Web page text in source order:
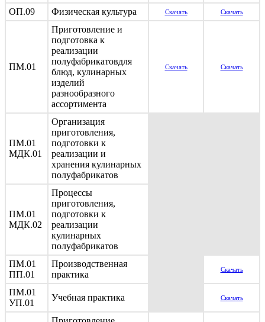
ОП.09 Физическая культура Скачать Скачать
ПМ.01
Приготовление и
подготовка к
реализации
полуфабрикатовдля
блюд, кулинарных
изделий
разнообразного
ассортимента
Скачать Скачать
ПМ.01
МДК.01
Организация
приготовления,
подготовки к
реализации и
хранения кулинарных
полуфабрикатов
ПМ.01
МДК.02
Процессы
приготовления,
подготовки к
реализации
кулинарных
полуфабрикатов
ПМ.01
ПП.01
Производственная
практика
Скачать
ПМ.01
УП.01
Учебная практика Скачать